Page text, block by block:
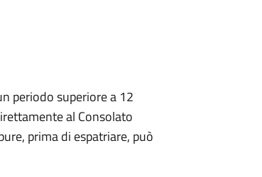
periodo superiore a 12
al Consolato
prima di espatriare, può